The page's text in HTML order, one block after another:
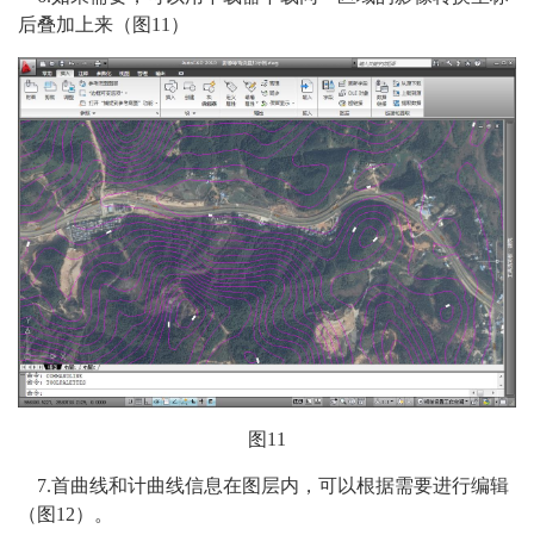
后叠加上来（图11）
图11
7.首曲线和计曲线信息在图层内，可以根据需要进行编辑
（图12）。